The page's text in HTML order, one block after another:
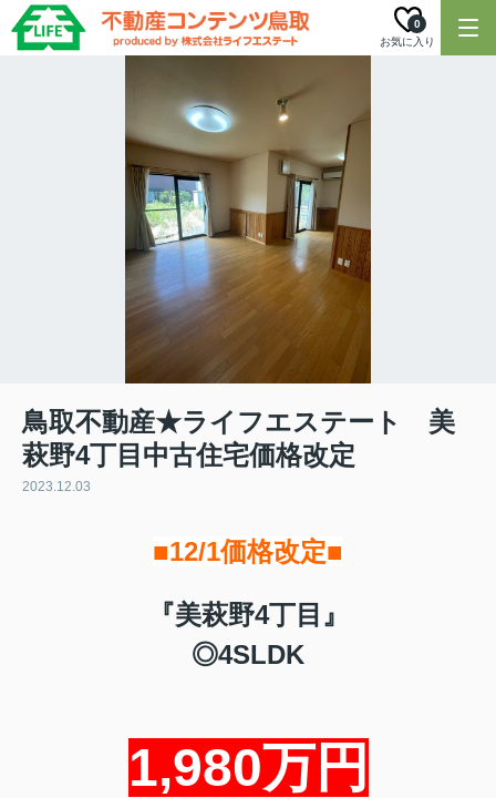
お気に入り
0
鳥取不動産★ライフエステート 美
萩野4丁目中古住宅価格改定
2023.12.03
■12/1価格改定■
『美萩野4丁目』
◎4SLDK
1,980万円